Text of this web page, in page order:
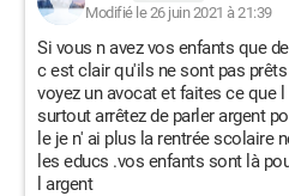
Modifié le 26 juin 2021 à 21:39
Si vous n avez vos enfants que
c est clair qu'ils ne sont pas
voyez un avocat et faites ce que
surtout arrêtez de parler argent
le je n' ai plus la rentrée scolaire
les educs .vos enfants sont là
l argent